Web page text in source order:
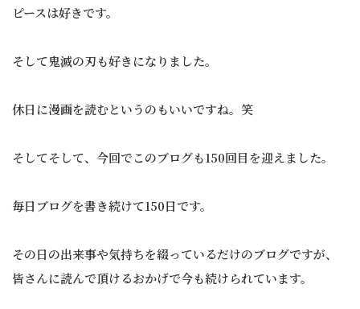
ピースは好きです。
そして鬼滅の刃も好きになりました。
休日に漫画を読むというのもいいですね。笑
そしてそして、今回でこのブログも150回目を迎えました。
毎日ブログを書き続けて150日です。
その日の出来事や気持ちを綴っているだけのブログですが、
皆さんに読んで頂けるおかげで今も続けられています。